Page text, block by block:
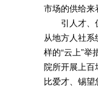
市场的供给来
引人才、促
从地方人社系
样的“云上”举
院所开展上百
比爱才、锡望